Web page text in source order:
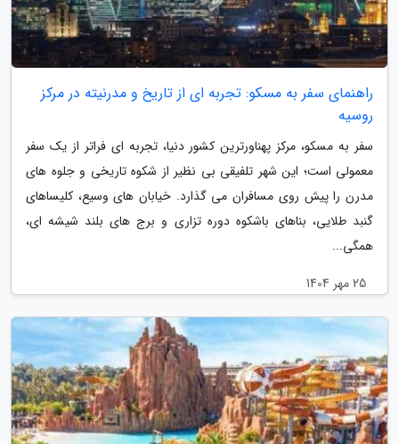
راهنمای سفر به مسکو: تجربه ای از تاریخ و مدرنیته در مرکز
روسیه
سفر به مسکو، مرکز پهناورترین کشور دنیا، تجربه ای فراتر از یک سفر
معمولی است؛ این شهر تلفیقی بی نظیر از شکوه تاریخی و جلوه های
مدرن را پیش روی مسافران می گذارد. خیابان های وسیع، کلیساهای
گنبد طلایی، بناهای باشکوه دوره تزاری و برج های بلند شیشه ای،
همگی...
25 مهر 1404